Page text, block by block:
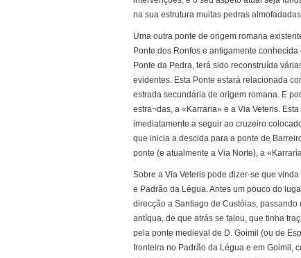
na sua estrutura muitas pedras almofadadas.
Uma outra ponte de origem romana
Ponte dos Ronfos e antigamente
Ponte da Pedra, terá sido reconstruída
evidentes. Esta Ponte estará relacionada
estrada secundária de origem romana. E
estra¬das, a «Karraria» e a Via Veteris.
imediatamente a seguir ao cruzeiro
que inicia a descida para a ponte de
ponte (e atualmente a Via Norte), a
Sobre a Via Veteris pode dizer-se que
e Padrão da Légua. Antes um pouco do
direcção a Santiago de Custóias,
antíqua, de que atrás se falou, que tinha
pela ponte medieval de D. Goimil (ou de
fronteira no Padrão da Légua e em Goimil,